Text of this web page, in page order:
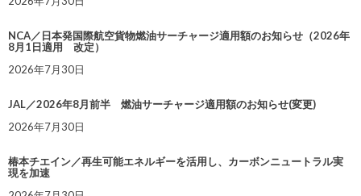
NCA／日本発国際航空貨物燃油サーチャージ適用額のお知らせ（2026年
8月1日適用 改定）
2026年7月30日
JAL／2026年8月前半 燃油サーチャージ適用額のお知らせ(変更)
2026年7月30日
椿本チエイン／再生可能エネルギーを活用し、カーボンニュートラル実
現を加速